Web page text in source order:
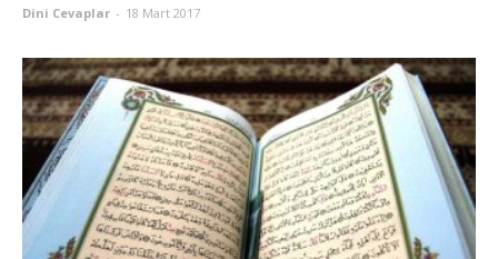
Dini Cevaplar - 18 Mart 2017